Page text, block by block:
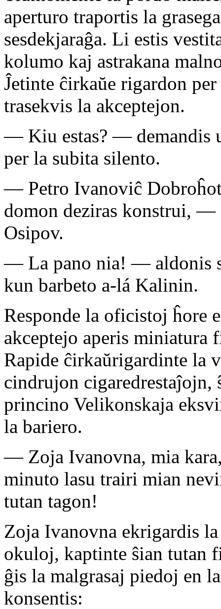
aperturo traportis la
sesdekjaraĝa. Li estis
kolumo kaj astrakana
Ĵetinte ĉirkaŭe rigardon
trasekvis la akceptejon.
— Kiu estas? — demandis
per la subita silento.
— Petro Ivanoviĉ
domon deziras konstrui, —
Osipov.
— La pano nia! — aldonis
kun barbeto a-lá Kalinin.
Responde la oficistoj ĥore
akceptejo aperis miniatura
Rapide ĉirkaŭrigardinte la
cindrujon cigaredrestaĵojn,
princino Velikonskaja
la bariero.
— Zoja Ivanovna, mia
minuto lasu trairi mian
tutan tagon!
Zoja Ivanovna ekrigardis
okuloj, kaptinte ŝian tutan
ĝis la malgrasaj piedoj en
konsentis: